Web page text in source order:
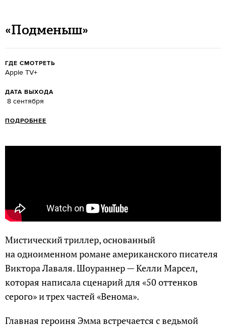
«Подменыш»
ГДЕ СМОТРЕТЬ
Apple TV+
ДАТА ВЫХОДА
8 сентября
ПОДРОБНЕЕ
Мистический триллер, основанный
на одноименном романе американского писателя
Виктора Лаваля. Шоураннер — Келли Марсел,
которая написала сценарий для «50 оттенков
серого» и трех частей «Венома».
Главная героиня Эмма встречается с ведьмой